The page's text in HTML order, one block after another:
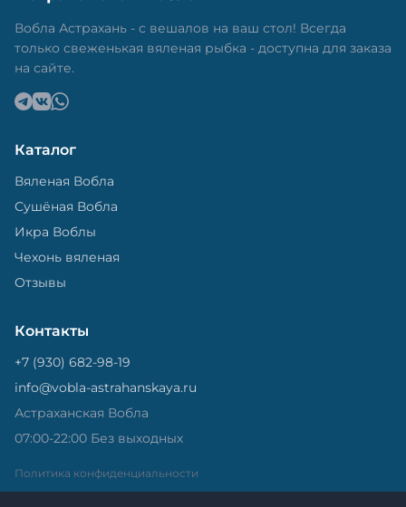
Вобла Астрахань - с вешалов на ваш стол! Всегда
только свеженькая вяленая рыбка - доступна для заказа
на сайте.
Каталог
Вяленая Вобла
Сушёная Вобла
Икра Воблы
Чехонь вяленая
Отзывы
Контакты
+7 (930) 682-98-19
info@vobla-astrahanskaya.ru
Астраханская Вобла
07:00-22:00 Без выходных
Политика конфиденциальности